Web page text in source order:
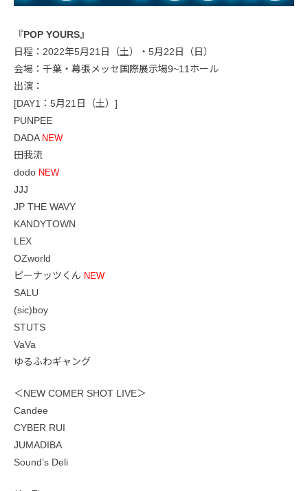
『POP YOURS』
日程：2022年5月21日（土）・5月22日（日）
会場：千葉・幕張メッセ国際展示場9~11ホール
出演：
[DAY1：5月21日（土）]
PUNPEE
DADA NEW
田我流
dodo NEW
JJJ
JP THE WAVY
KANDYTOWN
LEX
OZworld
ピーナッツくん NEW
SALU
(sic)boy
STUTS
VaVa
ゆるふわギャング
＜NEW COMER SHOT LIVE＞
Candee
CYBER RUI
JUMADIBA
Sound’s Deli